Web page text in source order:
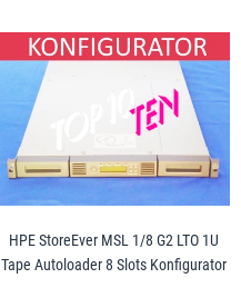
HPE StoreEver MSL 1/8 G2 LTO 1U
Tape Autoloader 8 Slots Konfigurator